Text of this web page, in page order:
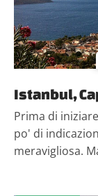
Istanbul,
Prima di
po' di
meravigliosa.